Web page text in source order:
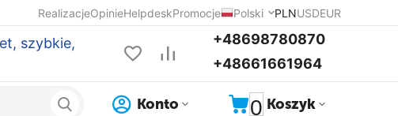
RealizacjeOpinieHelpdeskPromocje Polski PLNUSDEUR
szybkie,
+48698780870
+48661661964
0 Koszyk
Konto